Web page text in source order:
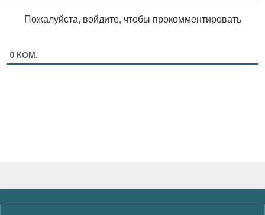
Пожалуйста, войдите, чтобы прокомментировать
0 КОМ.